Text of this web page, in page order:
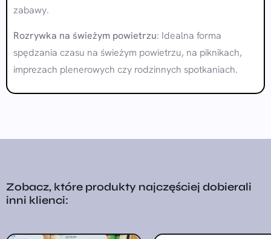
zabawy.
Rozrywka na świeżym powietrzu: Idealna forma
spędzania czasu na świeżym powietrzu, na piknikach,
imprezach plenerowych czy rodzinnych spotkaniach.
Zobacz, które produkty najczęściej dobierali
inni klienci: